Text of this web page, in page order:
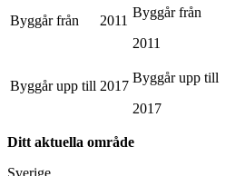
Byggår från 2011
Byggår från
2011
Byggår upp till 2017
Byggår upp till
2017
Ditt aktuella område
Sverige